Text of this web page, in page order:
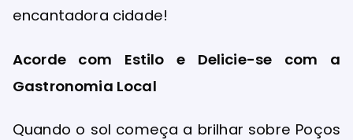
encantadora cidade!
Acorde com Estilo e Delicie-se com a
Gastronomia Local
Quando o sol começa a brilhar sobre Poços